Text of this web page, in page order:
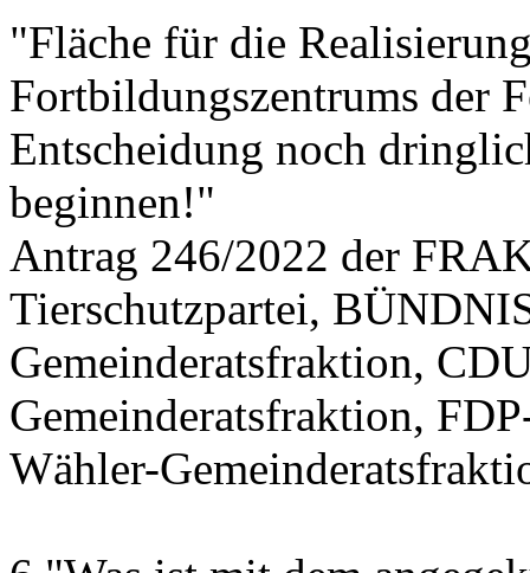
"Fläche für die
Fortbildungszentrums der
Entscheidung noch
beginnen!"
Antrag 246/2022 der
Tierschutzpartei,
Gemeinderatsfraktion,
Gemeinderatsfraktion,
Wähler-